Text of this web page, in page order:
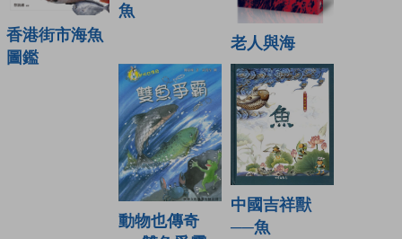
香港街市海魚
圖鑑
魚
老人與海
動物也傳奇
中國吉祥獸
──魚